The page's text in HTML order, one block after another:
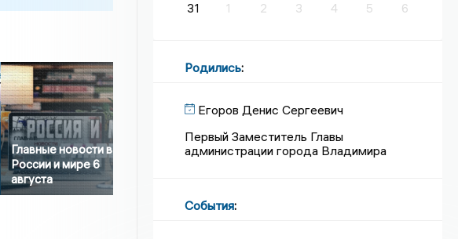
Главные новости в
России и мире 6
августа
31
1 2 3 4 5 6
Родились:
Егоров Денис Сергеевич
Первый Заместитель Главы
администрации города Владимира
События: